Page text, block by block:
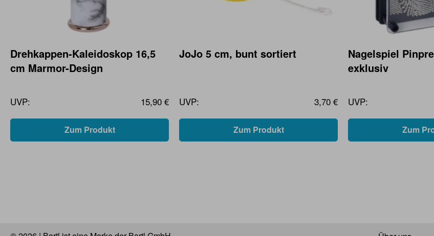
Drehkappen-Kaleidoskop 16,5
cm Marmor-Design
UVP: 15,90 €
Zum Produkt
JoJo 5 cm, bunt sortiert
UVP: 3,70 €
Zum Produkt
Nagelspiel
exklusiv
UVP:
Zum